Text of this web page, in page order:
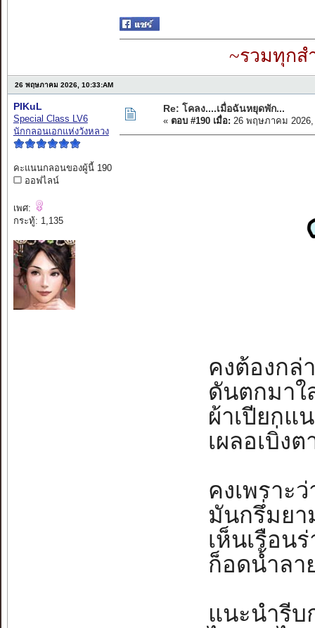
~รวมทุกส
26 พฤษภาคม 2026, 10:33:AM
PIKuL
Special Class LV6
นักกลอนเอกแห่งวังหลวง
คะแนนกลอนของผู้นี้ 190
ออฟไลน์
เพศ:
กระทู้: 1,135
Re: โคลง....เมื่อฉันหยุดพัก...
« ตอบ #190 เมื่อ: 26 พฤษภาคม 2026,
คงต้องกล่
ดันตกมาใ
ผ้าเปียกแ
เผลอเบิ่ง
คงเพราะ
มันกรึ่มยา
เห็นเรือน
ก็อดน้ำลา
แนะนำรีบ